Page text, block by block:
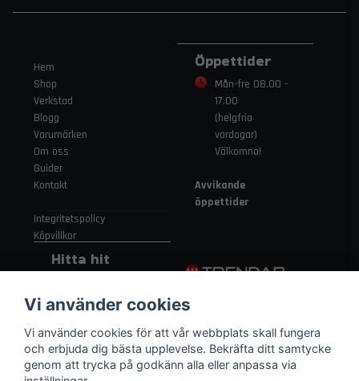
Hem
Shop
Verkstad
Blogg
Varumärken
Om oss
Guider
Kontakt
Integritetspolicy
Köpvillkor
Öppettider
Mån-fre 08.00 -
17.00
(helgfria
vardagar)
Välkomna!
Avvikande
öppettider
Hitta hit
Strängnäsvägen
315 155 91
Nykvarn Sverige
Vi använder cookies
Vi använder cookies för att vår webbplats skall fungera
och erbjuda dig bästa upplevelse. Bekräfta ditt samtycke
genom att trycka på godkänn alla eller anpassa via